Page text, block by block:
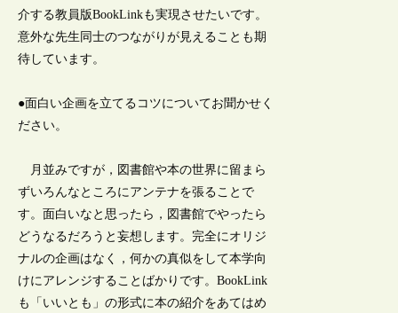
介する教員版BookLinkも実現させたいです。
意外な先生同士のつながりが見えることも期
待しています。
●面白い企画を立てるコツについてお聞かせく
ださい。
月並みですが，図書館や本の世界に留まら
ずいろんなところにアンテナを張ることで
す。面白いなと思ったら，図書館でやったら
どうなるだろうと妄想します。完全にオリジ
ナルの企画はなく，何かの真似をして本学向
けにアレンジすることばかりです。BookLink
も「いいとも」の形式に本の紹介をあてはめ